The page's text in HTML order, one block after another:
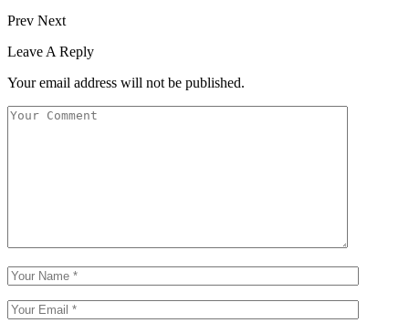
Prev Next
Leave A Reply
Your email address will not be published.